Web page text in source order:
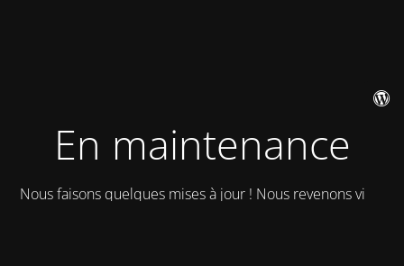
En maintenance
Nous faisons quelques mises à jour ! Nous revenons vite !